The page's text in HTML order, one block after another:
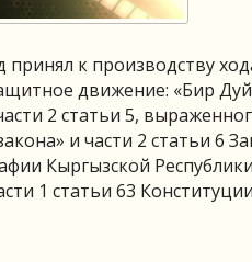
принял к производству
движение: «Бир
2 статьи 5,
и части 2 статьи 6
Кыргызской
1 статьи 63